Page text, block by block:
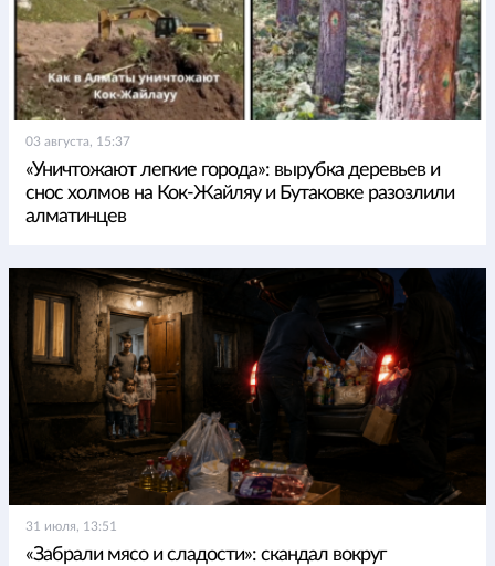
03 августа, 15:37
«Уничтожают легкие города»: вырубка деревьев и
снос холмов на Кок-Жайляу и Бутаковке разозлили
алматинцев
31 июля, 13:51
«Забрали мясо и сладости»: скандал вокруг